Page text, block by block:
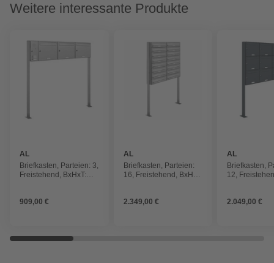
Weitere interessante Produkte
AL
BRIEFKASTENSYSTEME
Briefkasten, Parteien: 3,
Freistehend, BxHxT:
909,00 €
AL
BRIEFKASTENSYSTEME
Briefkasten, Parteien:
16, Freistehend, BxHxT:
2.349,00 €
AL
Briefkasten,
12,
2.049,00 €